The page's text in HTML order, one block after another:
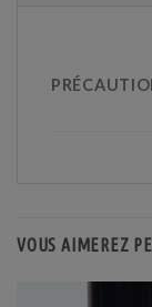
VOUS AIMEREZ